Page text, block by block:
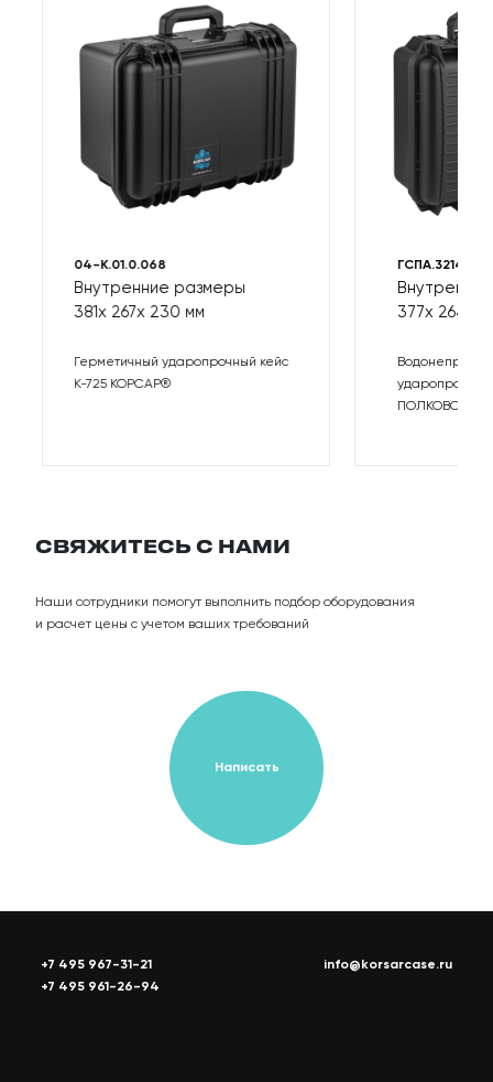
04-K.01.0.068
Внутренние размеры
381
267 230 мм
Герметичный ударопрочный кейс
К-725 КОРСАР®
377
264
СВЯЖИТЕСЬ С НАМИ
Наши сотрудники помогут выполнить подбор оборудования
и расчет цены с учетом ваших требований
Написать
+7 495 967-31-21
+7 495 961-26-94
info@korsarcase.ru